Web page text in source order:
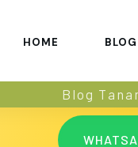
HOME BLOG
Blog